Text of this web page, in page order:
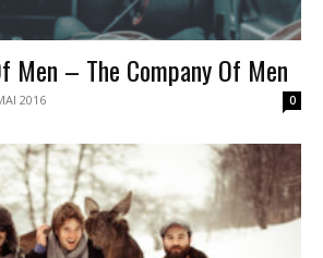
Men – The Company Of Men
2016 0